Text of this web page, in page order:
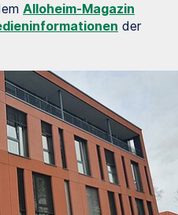
Alloheim-Magazin
der